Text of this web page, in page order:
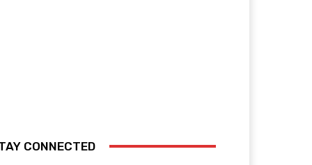
CONNECTED